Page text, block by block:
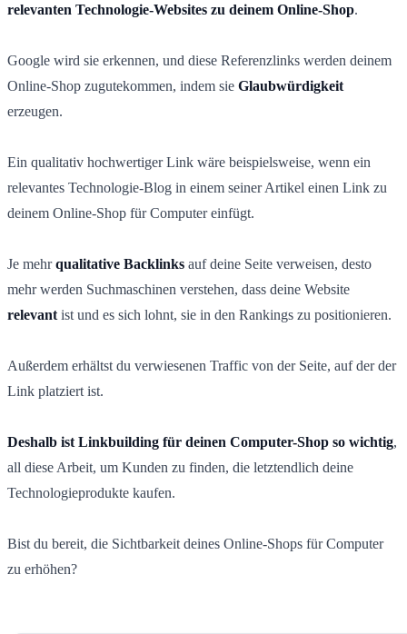
relevanten Technologie-Websites zu deinem Online-Shop.
Google wird sie erkennen, und diese Referenzlinks werden deinem
Online-Shop zugutekommen, indem sie Glaubwürdigkeit
erzeugen.
Ein qualitativ hochwertiger Link wäre beispielsweise, wenn ein
relevantes Technologie-Blog in einem seiner Artikel einen Link zu
deinem Online-Shop für Computer einfügt.
Je mehrqualitative Backlinks auf deine Seite verweisen, desto
mehr werden Suchmaschinen verstehen, dass deine Website
relevant ist und es sich lohnt, sie in den Rankings zu positionieren.
Außerdem erhältst du verwiesenen Traffic von der Seite, auf der der
Link platziert ist.
Deshalb ist Linkbuilding für deinen Computer-Shop so wichtig,
all diese Arbeit, um Kunden zu finden, die letztendlich deine
Technologieprodukte kaufen.
Bist du bereit, die Sichtbarkeit deines Online-Shops für Computer
zu erhöhen?